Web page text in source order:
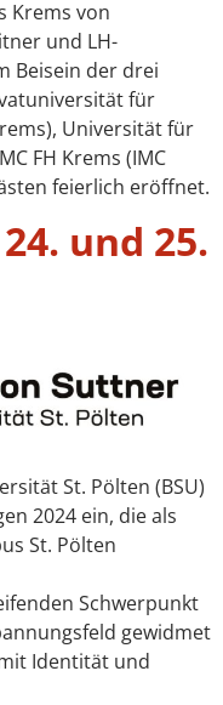
Krems von
und LH-
Beisein der drei
für
Universität für
FH Krems (IMC
feierlich eröffnet.
und 25.
St. Pölten (BSU)
2024 ein, die als
St. Pölten
Schwerpunkt
gewidmet
Identität und